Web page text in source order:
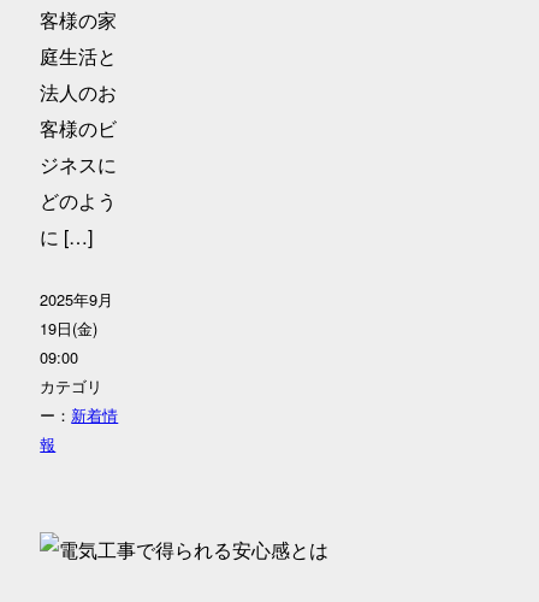
客様の家
庭生活と
法人のお
客様のビ
ジネスに
どのよう
に […]
2025年9月
19日(金)
09:00
カテゴリ
ー： 新着情
報